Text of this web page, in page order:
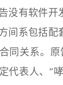
没有软件开
间系包括配
同关系。
代表人、“